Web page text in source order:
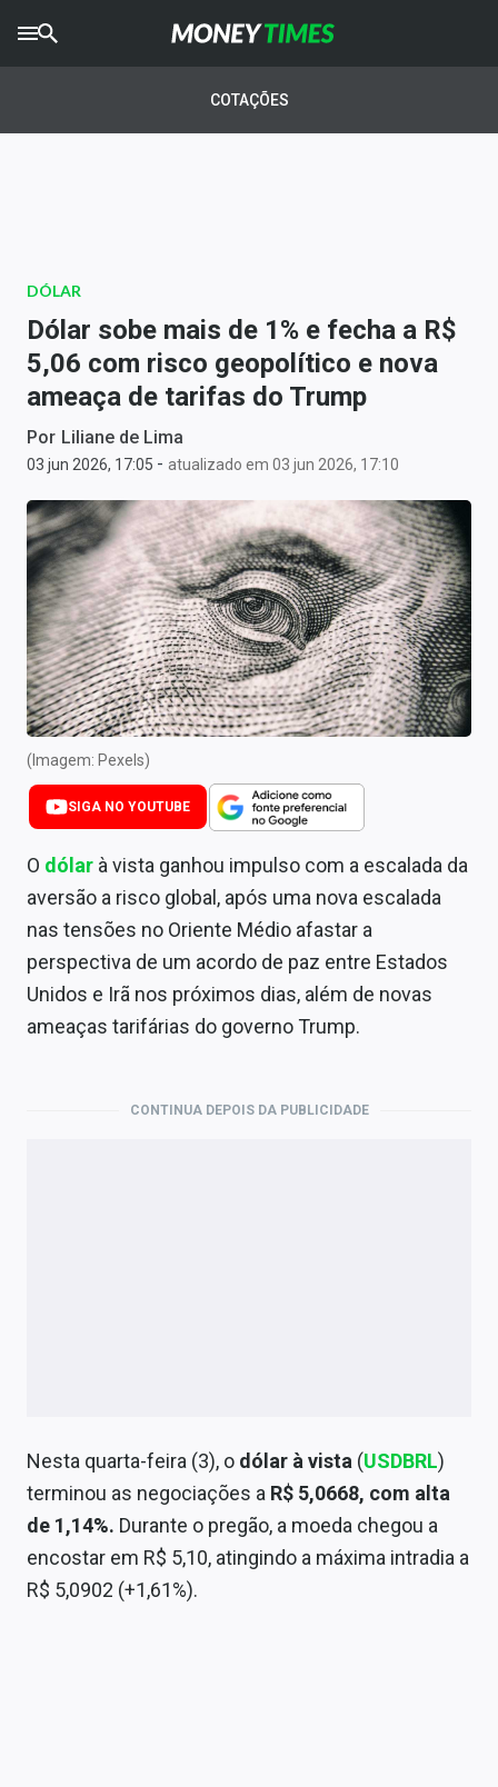
AGROTIMES
Newsletters
Money Trader
Anuncie
Últimas Notícias
Newsletters
Cotações
Comprar ou vender?
Carteiras Recomendadas
Central de Dividendos
Central de Fundos Imobiliários
Central dos IPOs
Renda Fixa
Finanças Pessoais
Mercados
Economia
Conteúdo de Marca
Expediente
Contato
COTAÇÕES
DÓLAR
Dólar sobe mais de 1% e fecha a R$
5,06 com risco geopolítico e nova
ameaça de tarifas do Trump
Por Liliane de Lima
03 jun 2026, 17:05 - atualizado em 03 jun 2026, 17:10
(Imagem: Pexels)
SIGA NO YOUTUBE
O dólar à vista ganhou impulso com a escalada da
aversão a risco global, após uma nova escalada
nas tensões no Oriente Médio afastar a
perspectiva de um acordo de paz entre Estados
Unidos e Irã nos próximos dias, além de novas
ameaças tarifárias do governo Trump.
CONTINUA DEPOIS DA PUBLICIDADE
Nesta quarta-feira (3), o dólar à vista (USDBRL)
terminou as negociações a R$ 5,0668, com alta
de 1,14%. Durante o pregão, a moeda chegou a
encostar em R$ 5,10, atingindo a máxima intradia a
R$ 5,0902 (+1,61%).